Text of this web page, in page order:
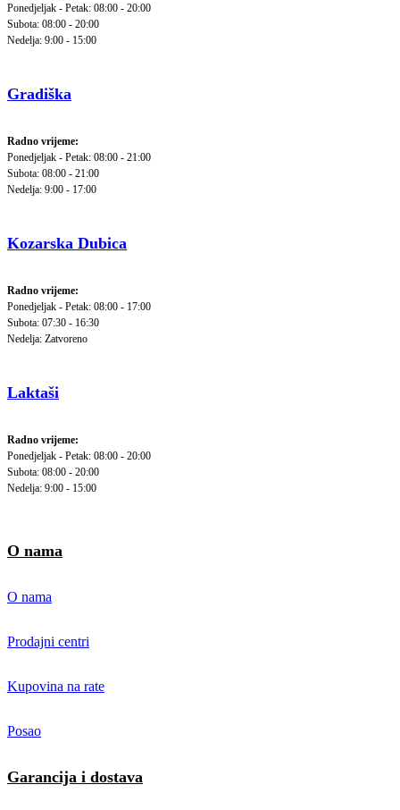
Ponedjeljak - Petak: 08:00 - 20:00
Subota: 08:00 - 20:00
Nedelja: 9:00 - 15:00
Gradiška
Radno vrijeme:
Ponedjeljak - Petak: 08:00 - 21:00
Subota: 08:00 - 21:00
Nedelja: 9:00 - 17:00
Kozarska Dubica
Radno vrijeme:
Ponedjeljak - Petak: 08:00 - 17:00
Subota: 07:30 - 16:30
Nedelja: Zatvoreno
Laktaši
Radno vrijeme:
Ponedjeljak - Petak: 08:00 - 20:00
Subota: 08:00 - 20:00
Nedelja: 9:00 - 15:00
O nama
O nama
Prodajni centri
Kupovina na rate
Posao
Garancija i dostava